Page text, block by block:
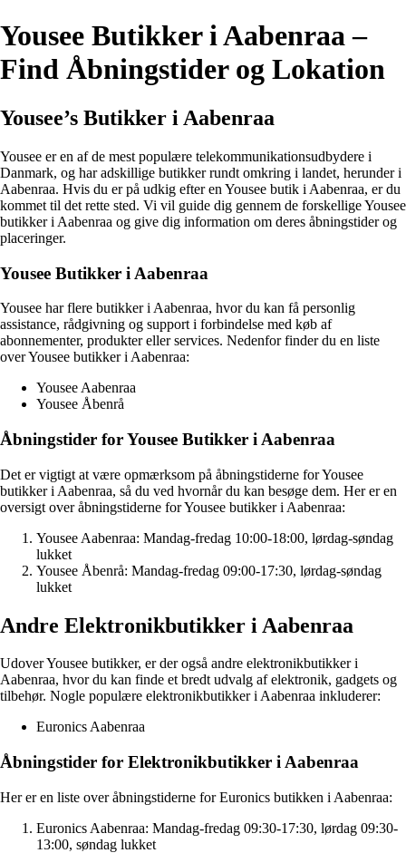
Yousee Butikker i Aabenraa –
Find Åbningstider og Lokation
Yousee’s Butikker i Aabenraa
Yousee er en af de mest populære telekommunikationsudbydere i
Danmark, og har adskillige butikker rundt omkring i landet, herunder i
Aabenraa. Hvis du er på udkig efter en Yousee butik i Aabenraa, er du
kommet til det rette sted. Vi vil guide dig gennem de forskellige Yousee
butikker i Aabenraa og give dig information om deres åbningstider og
placeringer.
Yousee Butikker i Aabenraa
Yousee har flere butikker i Aabenraa, hvor du kan få personlig
assistance, rådgivning og support i forbindelse med køb af
abonnementer, produkter eller services. Nedenfor finder du en liste
over Yousee butikker i Aabenraa:
Yousee Aabenraa
Yousee Åbenrå
Åbningstider for Yousee Butikker i Aabenraa
Det er vigtigt at være opmærksom på åbningstiderne for Yousee
butikker i Aabenraa, så du ved hvornår du kan besøge dem. Her er en
oversigt over åbningstiderne for Yousee butikker i Aabenraa:
Yousee Aabenraa: Mandag-fredag 10:00-18:00, lørdag-søndag
lukket
Yousee Åbenrå: Mandag-fredag 09:00-17:30, lørdag-søndag
lukket
Andre Elektronikbutikker i Aabenraa
Udover Yousee butikker, er der også andre elektronikbutikker i
Aabenraa, hvor du kan finde et bredt udvalg af elektronik, gadgets og
tilbehør. Nogle populære elektronikbutikker i Aabenraa inkluderer:
Euronics Aabenraa
Åbningstider for Elektronikbutikker i Aabenraa
Her er en liste over åbningstiderne for Euronics butikken i Aabenraa:
Euronics Aabenraa: Mandag-fredag 09:30-17:30, lørdag 09:30-
13:00, søndag lukket